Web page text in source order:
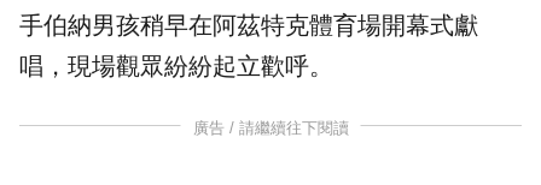
手伯納男孩稍早在阿茲特克體育場開幕式獻
唱，現場觀眾紛紛起立歡呼。
廣告 / 請繼續往下閱讀